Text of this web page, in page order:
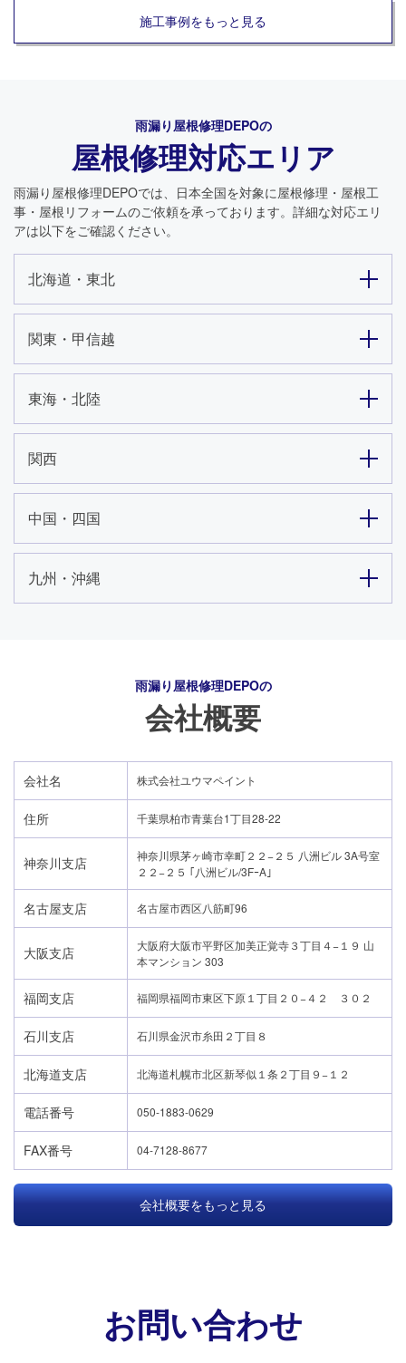
24時間365日対応
050-1883-0629
施工事例をもっと見る
雨漏り屋根修理DEPOの
屋根修理対応エリア
雨漏り屋根修理DEPOでは、日本全国を対象に屋根修理・屋根工
事・屋根リフォームのご依頼を承っております。詳細な対応エリ
アは以下をご確認ください。
北海道・東北
関東・甲信越
東海・北陸
関西
中国・四国
九州・沖縄
雨漏り屋根修理DEPOの
会社概要
会社名 株式会社ユウマペイント
住所 千葉県柏市青葉台1丁目28-22
神奈川支店
神奈川県茅ヶ崎市幸町２２−２５ 八洲ビル 3A号室
２２−２５ ｢八洲ビル/3FｰA｣
名古屋支店 名古屋市西区八筋町96
大阪支店
大阪府大阪市平野区加美正覚寺３丁目４−１９ 山
本マンション 303
福岡支店 福岡県福岡市東区下原１丁目２０−４２ ３０２
石川支店 石川県金沢市糸田２丁目８
北海道支店 北海道札幌市北区新琴似１条２丁目９−１２
電話番号 050-1883-0629
FAX番号 04-7128-8677
会社概要をもっと見る
お問い合わせ